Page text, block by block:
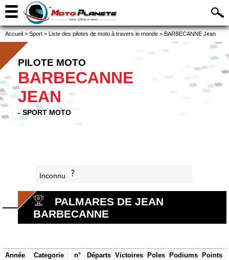
Accueil > Sport > Liste des pilotes de moto à travers le monde > BARBECANNE Jean
PILOTE MOTO
BARBECANNE
JEAN
- SPORT MOTO
Inconnu
PALMARES DE JEAN
BARBECANNE
Année Categorie n° Départs Victoires Poles Podiums Points